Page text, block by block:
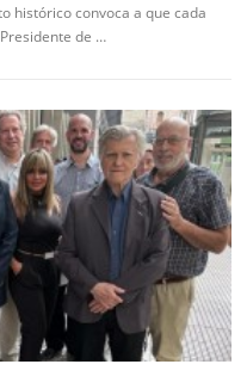
histórico convoca a que cada
de …